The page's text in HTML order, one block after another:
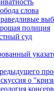
слова
полиция
суд
о